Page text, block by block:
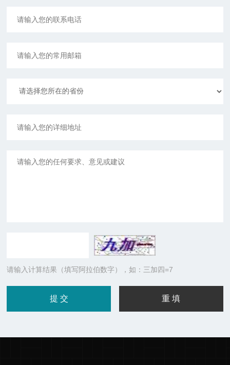
请输入计算结果（填写阿拉伯数字），如：三加四=7